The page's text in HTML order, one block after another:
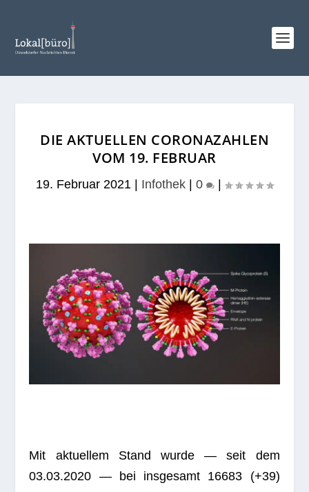
DIE AKTUELLEN CORONAZAHLEN
VOM 19. FEBRUAR
19. Februar 2021 Infothek 0
Mit aktu­el­lem Stand wurde — seit dem
03.03.2020 — bei ins­ge­samt 16683 (+39)